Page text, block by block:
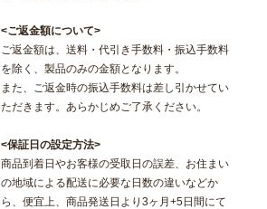
<ご返金額について>
ご返金額は、送料・代引き手数料・振込手数料
を除く、製品のみの金額となります。
また、ご返金時の振込手数料は差し引かせてい
ただきます。あらかじめご了承ください。
<保証日の設定方法>
商品到着日やお客様の受取日の誤差、お住まい
の地域による配送に必要な日数の違いなどか
ら、便宜上、商品発送日より3ヶ月+5日間にて